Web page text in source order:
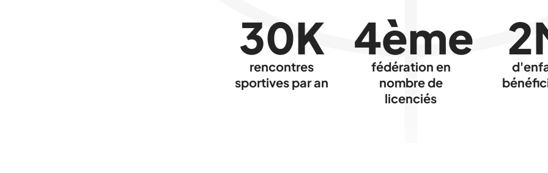
30K
rencontres
sportives par an
4ème
fédération en
nombre de
licenciés